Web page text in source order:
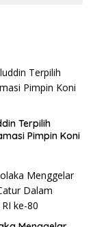
Terpilih
Pimpin Koni